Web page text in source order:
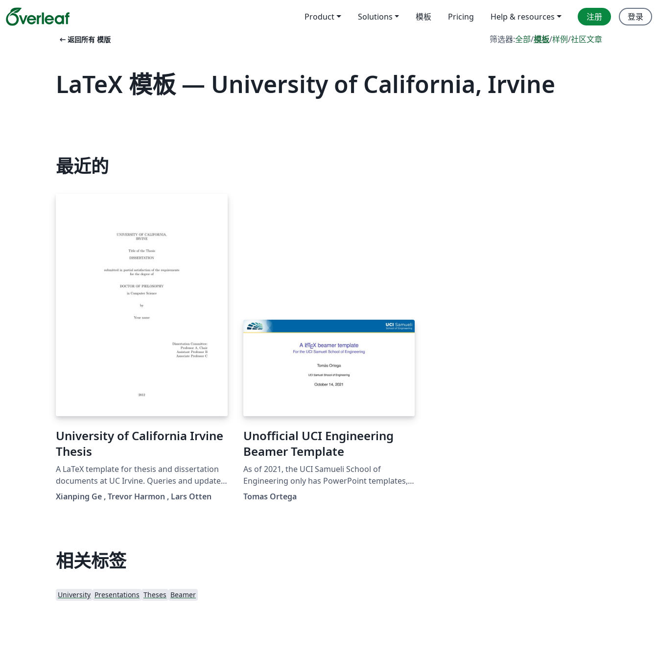
Product Solutions 模板 Pricing Help & resources 注册 登录
arrow_left_alt 返回所有 模版 筛选器:全部/模板/样例/社区文章
LaTeX 模板 — University of California, Irvine
最近的
University of California Irvine
Thesis
A LaTeX template for thesis and dissertation
documents at UC Irvine. Queries and updates
should be directed to
https://github.com/lotten/uci-thesis-latex.
Xianping Ge , Trevor Harmon , Lars Otten
Unofficial UCI Engineering
Beamer Template
As of 2021, the UCI Samueli School of
Engineering only has PowerPoint templates, I
have made an effort to make these as similar
Tomas Ortega
相关标签
University Presentations Theses Beamer